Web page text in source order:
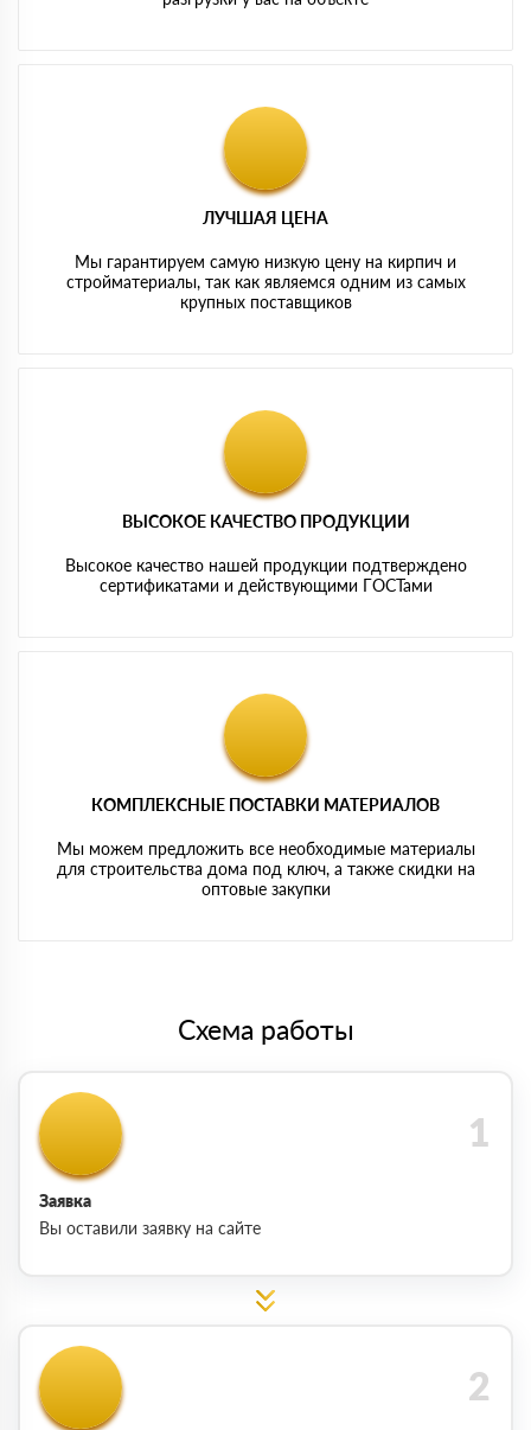
ЛУЧШАЯ ЦЕНА
Мы гарантируем самую низкую цену на кирпич и
стройматериалы, так как являемся одним из самых
крупных поставщиков
ВЫСОКОЕ КАЧЕСТВО ПРОДУКЦИИ
Высокое качество нашей продукции подтверждено
сертификатами и действующими ГОСТами
КОМПЛЕКСНЫЕ ПОСТАВКИ МАТЕРИАЛОВ
Мы можем предложить все необходимые материалы
для строительства дома под ключ, а также скидки на
оптовые закупки
Схема работы
Заявка
Вы оставили заявку на сайте